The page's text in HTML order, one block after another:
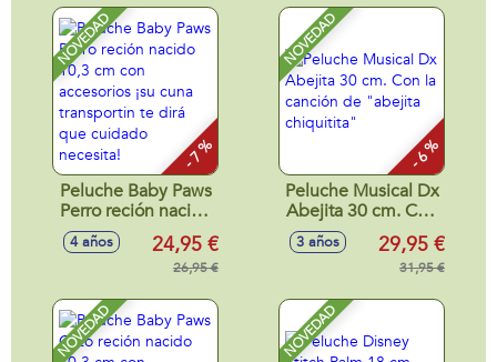
NOVEDAD
- 7 %
Peluche Baby Paws
Perro reción nacido
10,3 cm con
accesorios ¡su cuna
transportin te dirá
necesita!
4 años 24,95 €
26,95 €
NOVEDAD
- 6 %
Peluche Musical Dx
Abejita 30 cm. Con
la canción de
"abejita chiquitita"
3 años 29,95 €
31,95 €
NOVEDAD NOVEDAD